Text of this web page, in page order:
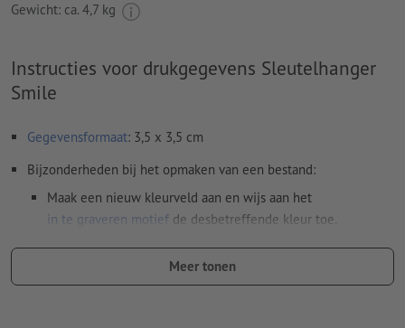
Gewicht: ca. 4,7 kg
Instructies voor drukgegevens Sleutelhanger
Smile
Gegevensformaat: 3,5 x 3,5 cm
Bijzonderheden bij het opmaken van een bestand:
Maak een nieuw kleurveld aan en wijs aan het
in te graveren motief de desbetreffende kleur toe.
naam van de staal: "Laser"
Meer tonen